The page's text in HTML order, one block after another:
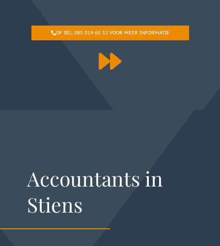
OF BEL 085 019 65 32 VOOR MEER INFORMATIE
Accountants in
Stiens